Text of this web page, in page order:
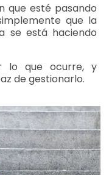
que esté pasando
que la
se está haciendo
lo que ocurre, y
de gestionarlo.